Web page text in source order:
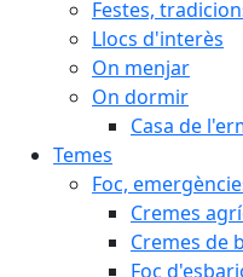
Festes,
Llocs d'interès
On menjar
On dormir
Casa de
Temes
Foc,
Cremes
Cremes de
Foc